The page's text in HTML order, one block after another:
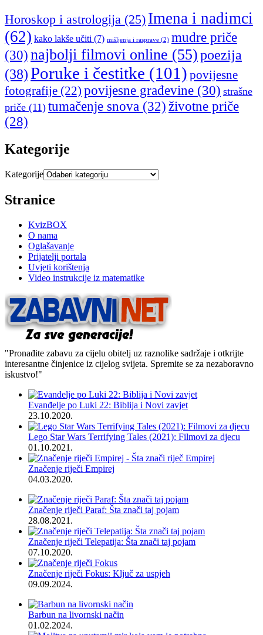
Horoskop i astrologija (25) Imena i nadimci
(62) kako lakše učiti (7) mišljenja i rasprave (2) mudre priče
(30) najbolji filmovi online (55)poezija
(38)Poruke i čestitke (101) povijesne
fotografije (22) povijesne građevine (30) strašne
priče (11) tumačenje snova (32) životne priče
(28)
Kategorije
Kategorije
Stranice
KvizBOX
O nama
Oglašavanje
Prijatelji portala
Uvjeti korištenja
Video instrukcije iz matematike
"Pronađite zabavu za cijelu obitelj uz raznolike sadržaje i otkrijte
interesantne činjenice iz cijelog svijeta. Spremite se za nezaboravno
iskustvo!"
Evanđelje po Luki 22: Biblija i Novi zavjet
23.10.2020.
Lego Star Wars Terrifying Tales (2021): Filmovi za djecu
01.10.2021.
Značenje riječi Empirej
04.03.2020.
Značenje riječi Paraf: Šta znači taj pojam
28.08.2021.
Značenje riječi Telepatija: Šta znači taj pojam
07.10.2020.
Značenje riječi Fokus: Ključ za uspjeh
09.09.2024.
Barbun na livornski način
01.02.2024.